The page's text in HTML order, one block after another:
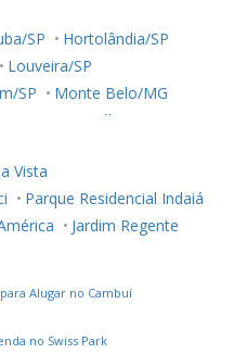
SP
Hortolândia/SP
Louveira/SP
SP
Monte Belo/MG
Paulínia/SP
Vista
Parque Residencial Indaiá
Jardim Regente
Colonial
Morada do Sol
Alugar no Cambuí
no Swiss Park